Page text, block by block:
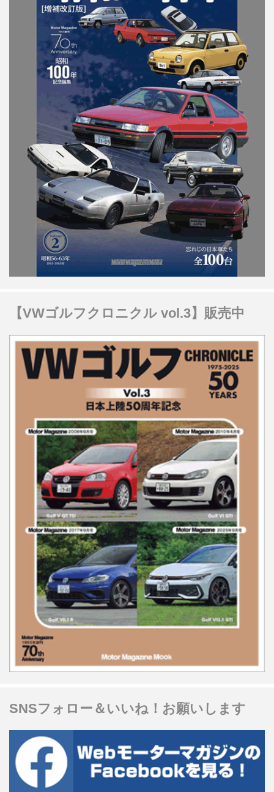
【VWゴルフクロニクル vol.3】販売中
SNSフォロー＆いいね！お願いします